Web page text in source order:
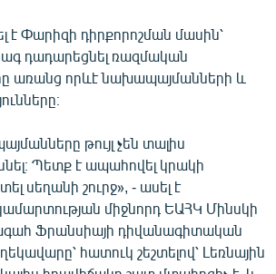
կայքերը
է Փարիզի դիրքորոշման մասին՝
դադարեցնել ռազմական
առանց որևէ նախապայմանների և
թույլ չեն տալիս
Պետք է ապահովել կրակի
սեղանի շուրջ», - ասել է
միջնորդ ԵԱՀԿ Մինսկի
Ֆրանսիայի դիվանագիտական
հատուկ շեշտելով՝ Լեռնային